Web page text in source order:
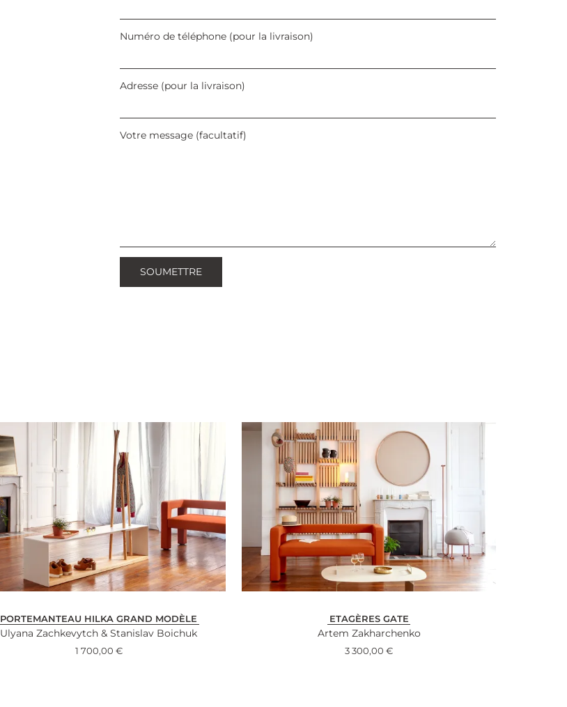
Numéro de téléphone (pour la livraison)
Adresse (pour la livraison)
Votre message (facultatif)
PORTEMANTEAU HILKA GRAND MODÈLE
Ulyana Zachkevytch & Stanislav Boichuk
1 700,00 €
ETAGÈRES GATE
Artem Zakharchenko
3 300,00€